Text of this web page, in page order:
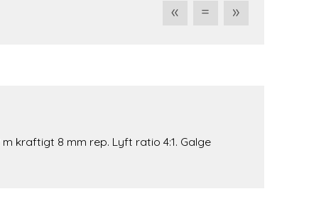
« = »
kraftigt 8 mm rep. Lyft ratio 4:1. Galge